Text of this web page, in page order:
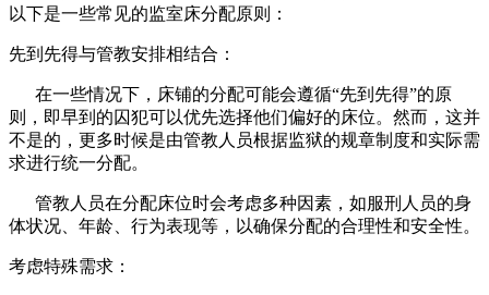
以下是一些常见的监室床分配原则：
先到先得与管教安排相结合：
在一些情况下，床铺的分配可能会遵循“先到先得”的原
则，即早到的囚犯可以优先选择他们偏好的床位。然而，这并
不是的，更多时候是由管教人员根据监狱的规章制度和实际需
求进行统一分配。
管教人员在分配床位时会考虑多种因素，如服刑人员的身
体状况、年龄、行为表现等，以确保分配的合理性和安全性。
考虑特殊需求：